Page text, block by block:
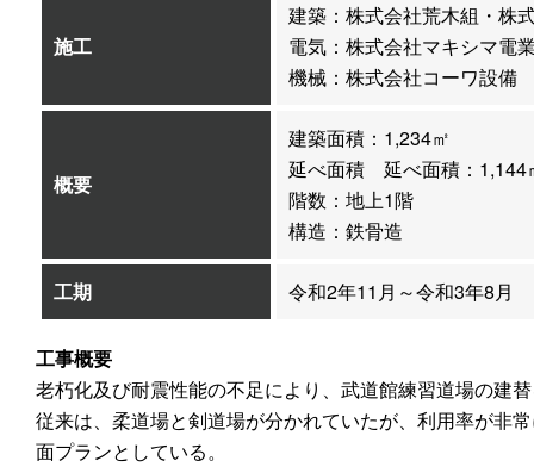
施工
建築：株式会社荒木組・株
電気：株式会社マキシマ電
機械：株式会社コーワ設備
概要
建築面積：1,234㎡
延べ面積 延べ面積：1,144
階数：地上1階
構造：鉄骨造
工期 令和2年11月～令和3年8月
工事概要
老朽化及び耐震性能の不足により、武道館練習道場の建
従来は、柔道場と剣道場が分かれていたが、利用率が非
面プランとしている。